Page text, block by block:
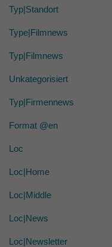
Typ|Standort
Type|Filmnews
Typ|Filmnews
Unkategorisiert
Typ|Firmennews
Format @en
Loc
Loc|Home
Loc|Middle
Loc|News
Loc|Newsletter